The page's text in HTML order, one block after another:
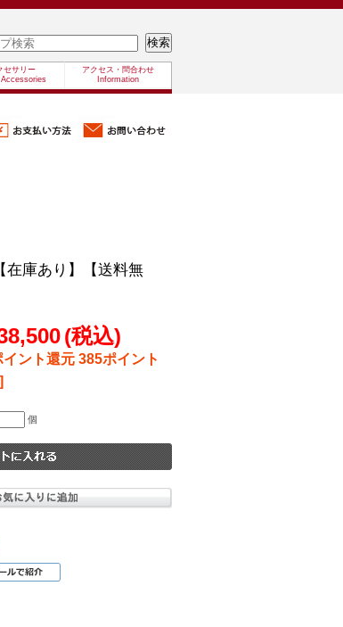
セサリー
アクセス・問合わせ
Information
在庫あり】【送料無
(税込)
イント還元 385ポイント
個